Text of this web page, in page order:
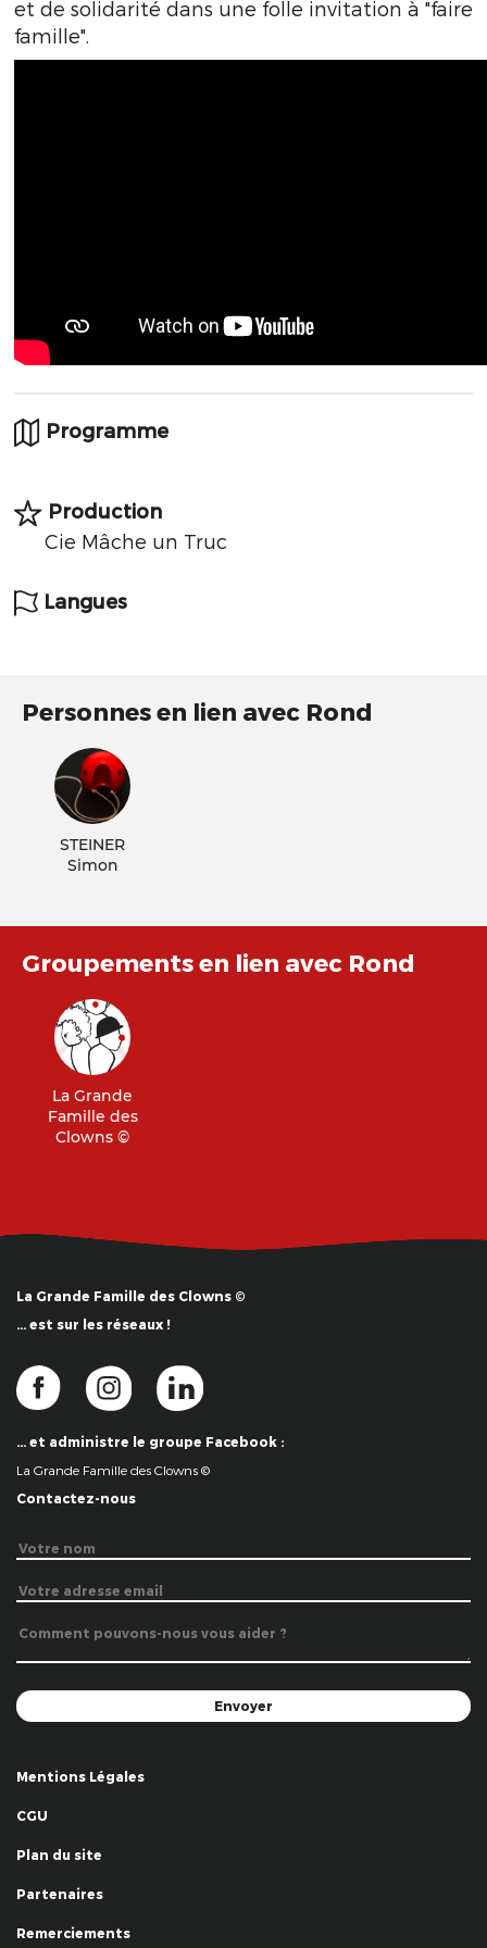
et de solidarité dans une folle invitation à "faire
famille".
Programme
Production
Cie Mâche un Truc
Langues
Personnes en lien avec Rond
STEINER
Simon
Groupements en lien avec Rond
La Grande
Famille des
Clowns ©
La Grande Famille des Clowns ©
… est sur les réseaux !
… et administre le groupe Facebook :
La Grande Famille des Clowns ©
Contactez-nous
Mentions Légales
CGU
Plan du site
Partenaires
Remerciements